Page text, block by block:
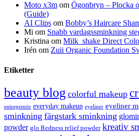
Moto x3m om Ögonbryn – Plocka
(Guide)
AI Clips om Bobby’s Haircare
Mi om Snabb vardagssminkning
Kristina om Milk_shake Direct
Irén om Zuii Organic Foundation
Etiketter
beauty blog colorful makeup
entreprenör everyday makeup eyeliner eyeliner
sminkning färgstark sminkning
powder glo Redness relief powder kreativ